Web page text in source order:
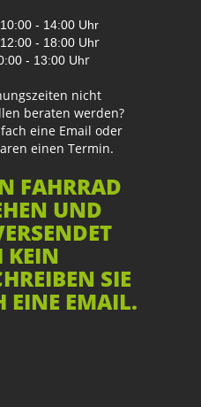
10:00 - 14:00 Uhr
12:00 - 18:00 Uhr
- 13:00 Uhr
nicht
beraten werden?
eine Email oder
einen Termin.
FAHRRAD
UND
KEIN
SIE
EINE EMAIL.